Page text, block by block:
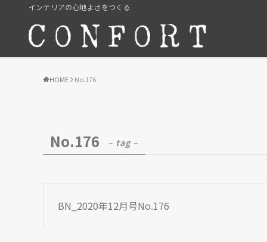
インテリアの心地よさをつくる
HOME No.176
No.176 – tag –
BN_2020年12月号No.176